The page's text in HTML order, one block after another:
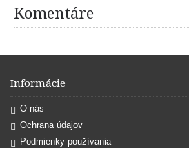
Komentáre
Informácie
O nás
Ochrana údajov
Podmienky používania